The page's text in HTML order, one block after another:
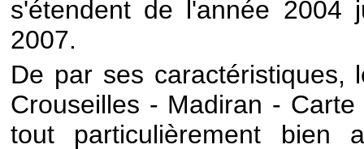
s'étendent de l'année 2004
2007.
De par ses caractéristiques,
Crouseilles - Madiran -
tout particulièrement bien